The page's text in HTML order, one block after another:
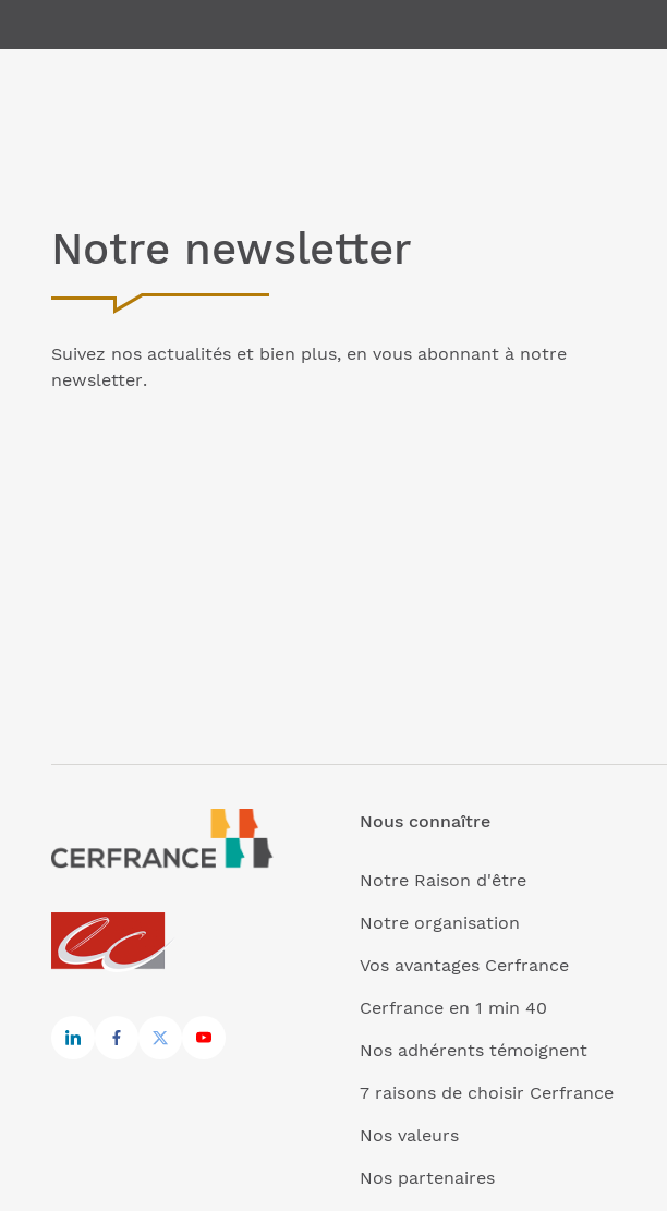
Notre newsletter
Suivez nos actualités et bien plus, en vous abonnant à notre
newsletter.
Nous connaître
Notre Raison d'être
Notre organisation
Vos avantages Cerfrance
Cerfrance en 1 min 40
Nos adhérents témoignent
7 raisons de choisir Cerfrance
Nos valeurs
Nos partenaires